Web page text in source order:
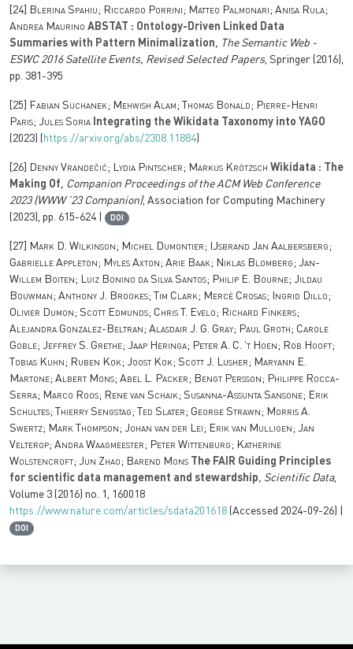
[24]
Blerina Spahiu; Riccardo Porrini; Matteo Palmonari; Anisa Rula;
Andrea Maurino ABSTAT : Ontology-Driven Linked Data
Summaries with Pattern Minimalization, The Semantic Web -
ESWC 2016 Satellite Events, Revised Selected Papers, Springer (2016),
pp. 381-395
[25]
Fabian Suchanek; Mehwish Alam; Thomas Bonald; Pierre-Henri
Paris; Jules Soria Integrating the Wikidata Taxonomy into YAGO
(2023) ( https://arxiv.org/abs/2308.11884)
[26] Denny Vrandečić; Lydia Pintscher; Markus Krötzsch Wikidata : The
Making Of, Companion Proceedings of the ACM Web Conference
2023(WWW ’23 Companion), Association for Computing Machinery
(2023), pp. 615-624 |
DOI
[27]
Mark D. Wilkinson; Michel Dumontier; IJsbrand Jan Aalbersberg;
Gabrielle Appleton; Myles Axton; Arie Baak; Niklas Blomberg; Jan-
Willem Boiten; Luiz Bonino da Silva Santos; Philip E. Bourne; Jildau
Bouwman; Anthony J. Brookes; Tim Clark; Mercè Crosas; Ingrid Dillo;
Olivier Dumon; Scott Edmunds; Chris T. Evelo; Richard Finkers;
Alejandra Gonzalez-Beltran; Alasdair J. G. Gray; Paul Groth; Carole
Goble; Jeffrey S. Grethe; Jaap Heringa; Peter A. C. ’t Hoen; Rob Hooft;
Tobias Kuhn; Ruben Kok; Joost Kok; Scott J. Lusher; Maryann E.
Martone; Albert Mons; Abel L. Packer; Bengt Persson; Philippe Rocca-
Serra; Marco Roos; Rene van Schaik; Susanna-Assunta Sansone; Erik
Schultes; Thierry Sengstag; Ted Slater; George Strawn; Morris A.
Swertz; Mark Thompson; Johan van der Lei; Erik van Mulligen; Jan
Velterop; Andra Waagmeester; Peter Wittenburg; Katherine
Wolstencroft; Jun Zhao; Barend Mons The FAIR Guiding Principles
for scientific data management and stewardship, Scientific Data,
Volume 3 (2016) no. 1, 160018
https://www.nature.com/articles/sdata201618 (Accessed 2024-09-26) |
DOI